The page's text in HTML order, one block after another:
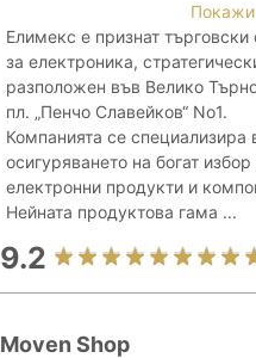
Покажи
Елимекс е признат търговски
за електроника,
разположен във Велико
пл. „Пенчо Славейков“ No1.
Компанията се специализира
осигуряването на богат избор
електронни продукти и
Нейната продуктова гама ...
9.2
Moven Shop